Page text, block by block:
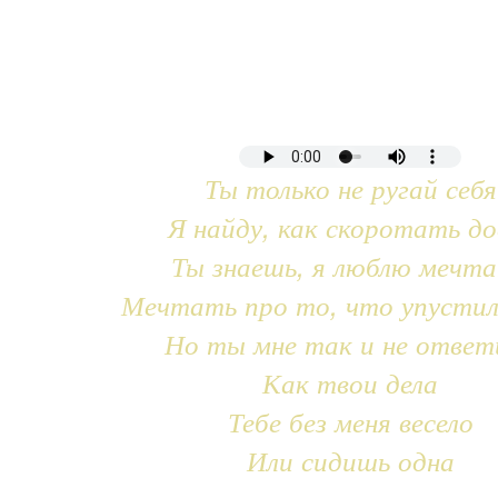
Ты только не ругай себя
Я найду, как скоротать
Ты знаешь, я люблю
Мечтать про то, что
Но ты мне так и не
Как твои дела
Тебе без меня весело
Или сидишь одна